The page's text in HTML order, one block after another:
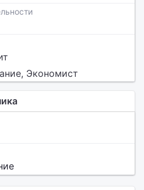
Экономист